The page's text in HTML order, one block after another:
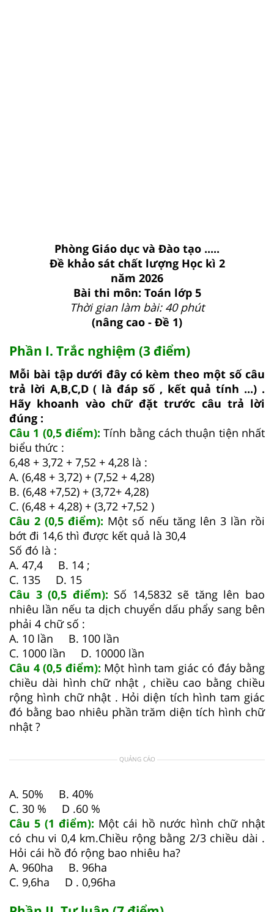
Phòng Giáo dục và Đào tạo .....
Đề khảo sát chất lượng Học kì 2
năm 2026
Bài thi môn: Toán lớp 5
Thời gian làm bài: 40 phút
(nâng cao - Đề 1)
Phần I. Trắc nghiệm (3 điểm)
Mỗi bài tập dưới đây có kèm theo một số câu
trả lời A,B,C,D ( là đáp số , kết quả tính ...) .
Hãy khoanh vào chữ đặt trước câu trả lời
đúng :
Câu 1 (0,5 điểm): Tính bằng cách thuận tiện nhất
biểu thức :
6,48 + 3,72 + 7,52 + 4,28 là :
A. (6,48 + 3,72) + (7,52 + 4,28)
B. (6,48 +7,52) + (3,72+ 4,28)
C. (6,48 + 4,28) + (3,72 +7,52 )
Câu 2 (0,5 điểm): Một số nếu tăng lên 3 lần rồi
bớt đi 14,6 thì được kết quả là 30,4
Số đó là :
A. 47,4 B. 14 ;
C. 135 D. 15
Câu 3 (0,5 điểm): Số 14,5832 sẽ tăng lên bao
nhiêu lần nếu ta dịch chuyển dấu phẩy sang bên
phải 4 chữ số :
A. 10 lần B. 100 lần
C. 1000 lần D. 10000 lần
Câu 4 (0,5 điểm): Một hình tam giác có đáy bằng
chiều dài hình chữ nhật , chiều cao bằng chiều
rộng hình chữ nhật . Hỏi diện tích hình tam giác
đó bằng bao nhiêu phần trăm diện tích hình chữ
nhật ?
QUẢNG CÁO
A. 50% B. 40%
C. 30 % D .60 %
Câu 5 (1 điểm): Một cái hồ nước hình chữ nhật
có chu vi 0,4 km.Chiều rộng bằng 2/3 chiều dài .
Hỏi cái hồ đó rộng bao nhiêu ha?
A. 960ha B. 96ha
C. 9,6ha D . 0,96ha